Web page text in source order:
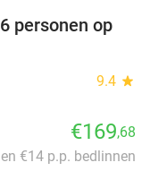
personen op
9.4 star
€169,68
€14 p.p. bedlinnen